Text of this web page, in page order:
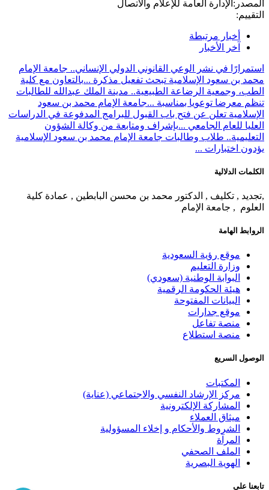
المصدر: الإدارة العامة للإعلام والاتصال
التقييم:
أخبار مرتبطة
آخر الأخبار
استمرارًا في نشر الوعي القانوني الدولي الإنساني.. جامعة الإمام
محمد بن سعود الإسلامية تبحث تفعيل مذكرة ...بالتعاون مع كلية
الطب، وجمعية الرضاعة الطبيعية.. مدينة الملك عبدالله للطالبات
تنظم معرضا توعويا بمناسبة ...جامعة الإمام محمد بن سعود
الإسلامية تعلن عن فتح باب القبول للبرامج المدفوعة في الدراسات
العليا للعام الجامعي ...بإشراف ومتابعة من وكالة الشؤون
التعليمية.. طلاب وطالبات جامعة الإمام محمد بن سعود الإسلامية
يؤدون اختبارات ...
الكلمات الدلالية
,تجديد , تكليف , الدكتور محمد بن محسن البابطين , عمادة كلية
العلوم , جامعة الإمام
الروابط الهامة
موقع رؤية السعودية
وزارة التعليم
البوابة الوطنية (سعودي)
هيئة الحكومة الرقمية
البيانات المفتوحة
موقع جدارات
منصة تفاعل
منصة استطلاع
الوصول السريع
المكتبات
مركز الإرشاد النفسي والاجتماعي (عناية)
المشاركة الإلكترونية
ميثاق العملاء
الشروط والأحكام و إخلاء المسؤولية
المرآة
الملف الصحفي
الهوية البصرية
تابعنا على